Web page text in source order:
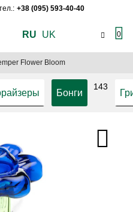
+38 (095) 593-40-40
RU UK 0
Flower Bloom
Бонги
143